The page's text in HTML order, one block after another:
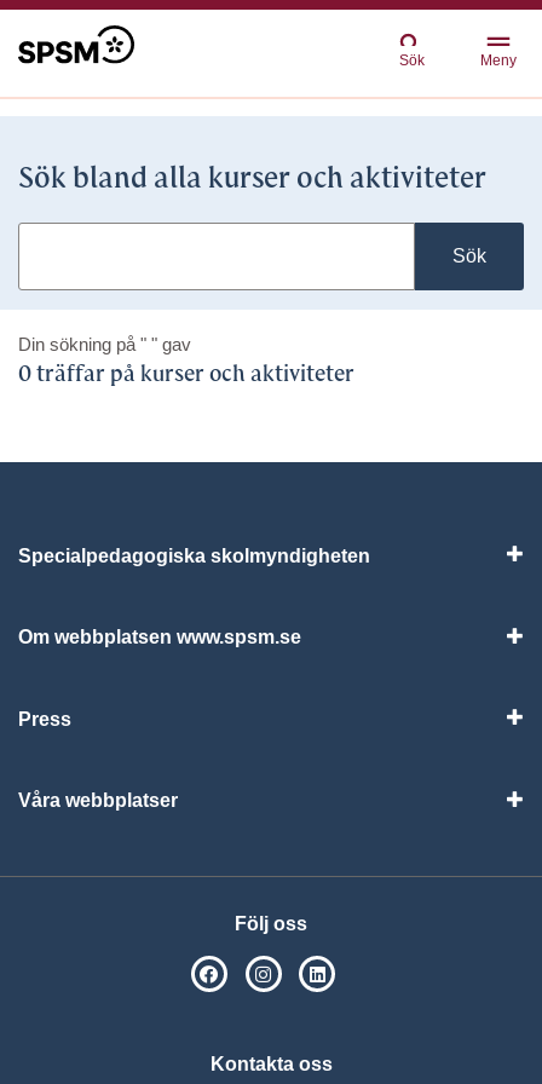
Sök Meny
Sök bland alla kurser och aktiviteter
Sök
Din sökning på " " gav
0 träffar på kurser och aktiviteter
Specialpedagogiska skolmyndigheten
Om webbplatsen www.spsm.se
Press
Våra webbplatser
Följ oss
SPSM på Facebook
SPSM på Instagram
Kontakta oss